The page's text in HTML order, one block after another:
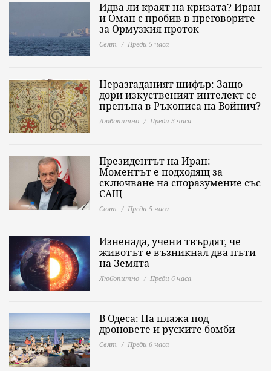
Идва ли краят на кризата? Иран
и Оман с пробив в преговорите
за Ормузкия проток
Свят Преди 5 часа
Неразгаданият шифър: Защо
дори изкуственият интелект се
препъна в Ръкописа на Войнич?
Любопитно Преди 5 часа
Президентът на Иран:
Моментът е подходящ за
сключване на споразумение със
САЩ
Свят Преди 5 часа
Изненада, учени твърдят, че
животът е възникнал два пъти
на Земята
Любопитно Преди 6 часа
В Одеса: На плажа под
дроновете и руските бомби
Свят Преди 6 часа